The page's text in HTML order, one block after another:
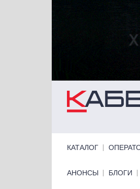
КАТАЛОГ
Primary links bottom
АНОНСЫ БЛОГИ